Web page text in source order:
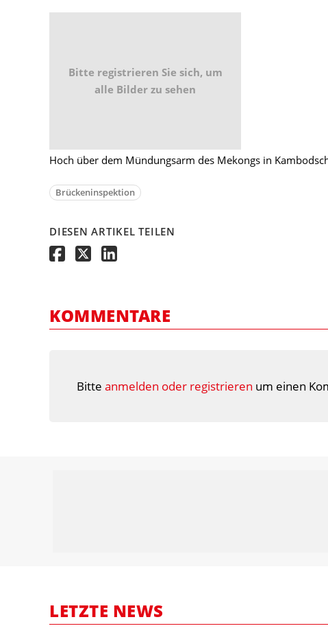
Bitte registrieren Sie sich, um
alle Bilder zu sehen
Hoch über dem Mündungsarm des Mekongs in
Brückeninspektion
DIESEN ARTIKEL TEILEN
KOMMENTARE
Bitte anmelden oder registrieren um einen
LETZTE NEWS